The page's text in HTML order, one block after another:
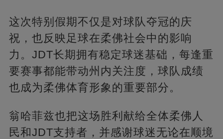
这次特别假期不仅是对球队夺冠的庆
祝，也反映足球在柔佛社会中的影响
力。JDT长期拥有稳定球迷基础，每逢重
要赛事都能带动州内关注度，球队成绩
也成为柔佛体育形象的重要部分。
翁哈菲兹也把这场胜利献给全体柔佛人
民和JDT支持者，并感谢球迷无论在顺境